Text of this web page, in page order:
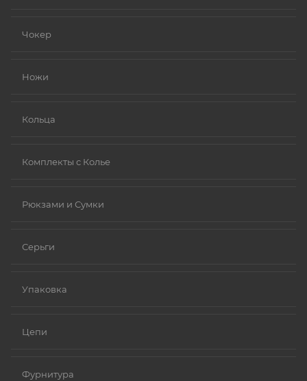
Чокер
Ножи
Кольца
Комплекты с Колье
Рюкзами и Сумки
Серьги
Упаковка
Цепи
Фурнитура